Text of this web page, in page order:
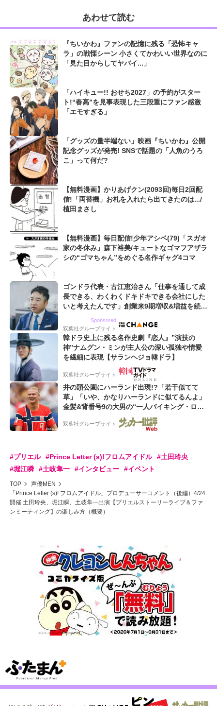
あわせて読む
『ちいかわ』ファンの記憶に残る「恐怖キャ
ラ」の戦慄シーン 小さくてかわいい世界なのに
「見た目からしてヤバイ...」
「ハイキュー!! おせち2027」の予約がスター
ト!“春高”を見事表現した三段重にファン感激
「エモすぎる」
「グッズの量半端ない」映画『ちいかわ』公開
記念グッズが発売! SNSで話題の「人魚のうろ
こ」って何だ?
【無料漫画】かりあげクン(2093回)毎日2回配
信!「両替機」お札を入れたら出てきたのは.../
植田まさし
【無料漫画】毎日配信!少年アシベ(79)「スガオ
家の冬休み」森下裕美/キュートなゴマフアザラ
シの“ゴマちゃん”をめぐる名作ギャグ4コマ
ゴンドラ代表・古江恵治さん「仕事を通して成
長できる、わくわくドキドキできる会社にした
いと考えたんです」創業来9期増収&増益を続け
Sponsored
双葉社グループサイト
韓ドラ史上に残る名作史劇『恋人』”演技の
神”ナムグン・ミンが主人公の深い孤独や情愛
を繊細に表現【サランヘジョ韓ドラ】
双葉社グループサイト
井の頭公園にハーランド出現!?「若干似てて
草」「いや、かなりハーランドに似てるんよ」
金髪&背番号9の大男の“一人バイキング・ロ
ー”映像が話題!「元気をもらった」
双葉社グループサイト
#プリエル #Prince Letter (s)!フロムアイドル
#土田玲央
#堀江瞬
#土岐隼一 #インタビュー #イベント
TOP
声優MEN
「Prince Letter (s)! フロムアイドル」プロデューサーコメント（後編）4/24
開催 土田玲央、堀江瞬、土岐隼一出演【プリエルストーリーライブ＆ファ
ンミーティング】の楽しみ方（概要）